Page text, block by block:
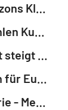
ROUNDUP: Hohe Speicherkosten machen Amazons KI-Ausbau noch teurer
AKTIEN IM FOKUS 3: Microsoft zündet nach Zahlen Kursfeuerwerk - Meta geht unter
ROUNDUP 4: Microsoft überzeugt - Börsenwert steigt um 500 Milliarden Dollar
AKTIEN IM FOKUS 2: Microsoft sorgt mit Zahlen für Euphorie - Meta unter Druck
ROUNDUP 3: Zweifel an Zuckerbergs KI-Euphorie - Meta-Aktie verliert kräftig